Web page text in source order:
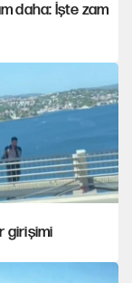
daha: İşte zam
girişimi